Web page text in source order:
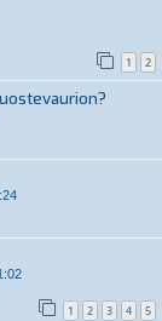
1 2
1 2 3 4 5